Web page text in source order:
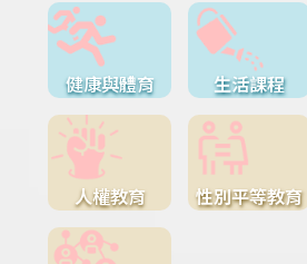
健康與體育 生活課程
人權教育 性別平等教育